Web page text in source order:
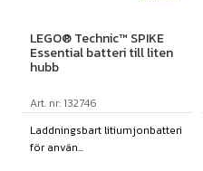
LEGO® Technic™ SPIKE
Essential batteri till liten
hubb
Art. nr: 132746
Laddningsbart litiumjonbatteri
för använ...